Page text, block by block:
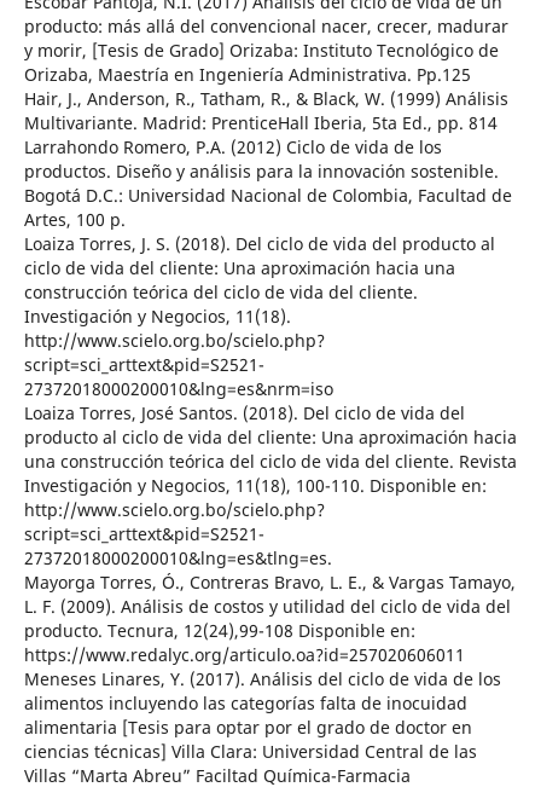
producto: más allá del convencional nacer, crecer, madurar
y morir, [Tesis de Grado] Orizaba: Instituto Tecnológico de
Orizaba, Maestría en Ingeniería Administrativa. Pp.125
Hair, J., Anderson, R., Tatham, R., & Black, W. (1999) Análisis
Multivariante. Madrid: PrenticeHall Iberia, 5ta Ed., pp. 814
Larrahondo Romero, P.A. (2012) Ciclo de vida de los
productos. Diseño y análisis para la innovación sostenible.
Bogotá D.C.: Universidad Nacional de Colombia, Facultad de
Artes, 100 p.
Loaiza Torres, J. S. (2018). Del ciclo de vida del producto al
ciclo de vida del cliente: Una aproximación hacia una
construcción teórica del ciclo de vida del cliente.
Investigación y Negocios, 11(18).
http://www.scielo.org.bo/scielo.php?
script=sci_arttext&pid=S2521-
27372018000200010&lng=es&nrm=iso
Loaiza Torres, José Santos. (2018). Del ciclo de vida del
producto al ciclo de vida del cliente: Una aproximación hacia
una construcción teórica del ciclo de vida del cliente. Revista
Investigación y Negocios, 11(18), 100-110. Disponible en:
http://www.scielo.org.bo/scielo.php?
script=sci_arttext&pid=S2521-
27372018000200010&lng=es&tlng=es.
Mayorga Torres, Ó., Contreras Bravo, L. E., & Vargas Tamayo,
L. F. (2009). Análisis de costos y utilidad del ciclo de vida del
producto. Tecnura, 12(24),99-108 Disponible en:
https://www.redalyc.org/articulo.oa?id=257020606011
Meneses Linares, Y. (2017). Análisis del ciclo de vida de los
alimentos incluyendo las categorías falta de inocuidad
alimentaria [Tesis para optar por el grado de doctor en
ciencias técnicas] Villa Clara: Universidad Central de las
Villas “Marta Abreu” Faciltad Química-Farmacia